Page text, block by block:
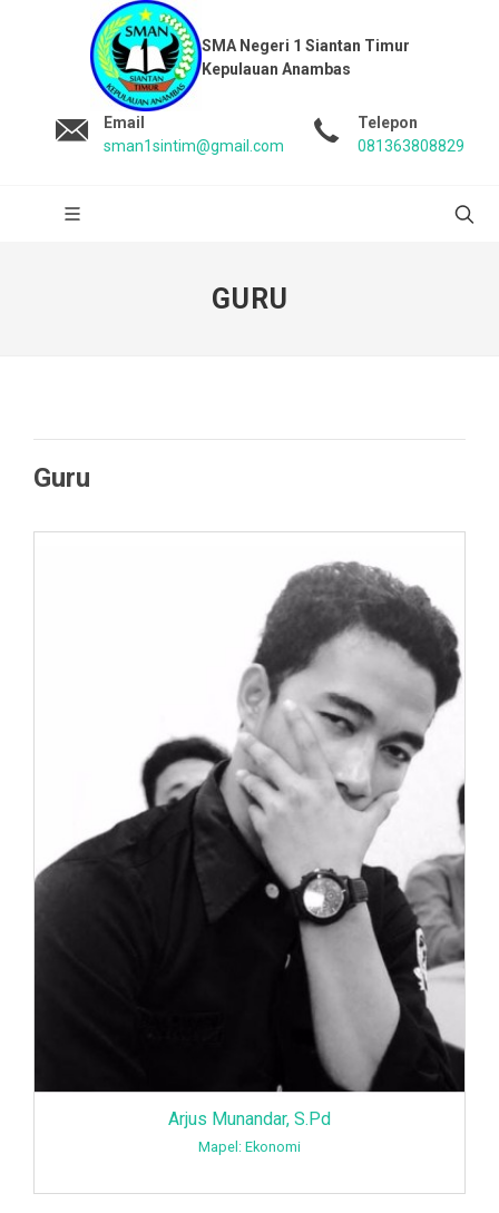
SMA Negeri 1 Siantan Timur
Kepulauan Anambas
Email
sman1sintim@gmail.com
Telepon
081363808829
GURU
Guru
Arjus Munandar, S.Pd
Mapel: Ekonomi